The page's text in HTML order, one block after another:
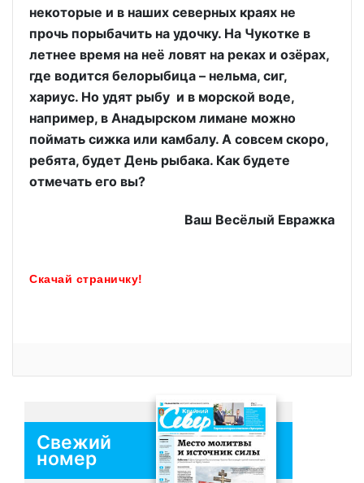
некоторые и в наших северных краях не
прочь порыбачить на удочку. На Чукотке в
летнее время на неё ловят на реках и озёрах,
где водится белорыбица – нельма, сиг,
хариус. Но удят рыбу и в морской воде,
например, в Анадырском лимане можно
поймать сижка или камбалу. А совсем скоро,
ребята, будет День рыбака. Как будете
отмечать его вы?
Ваш Весёлый Евражка
Скачай страничку!
Свежий
номер